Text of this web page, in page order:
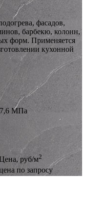
фасадов,
барбекю, колонн,
форм. Применяется
кухонной
МПа
руб/м2
по запросу